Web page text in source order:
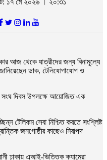
আজ থেকে যাত্রীদের জন্য বিনামূল্যে
জানিয়েছেন ডাক, টেলিযোগাযোগ ও
সংঘ দিবস উপলক্ষে আয়োজিত এক
টেলিকম সেবা নিশ্চিত করতে সংশ্লিষ্ট
জনগোষ্ঠীর কাছেও নিরাপদ
ঢাকায় এআই-ভিত্তিক ক্যামেরা